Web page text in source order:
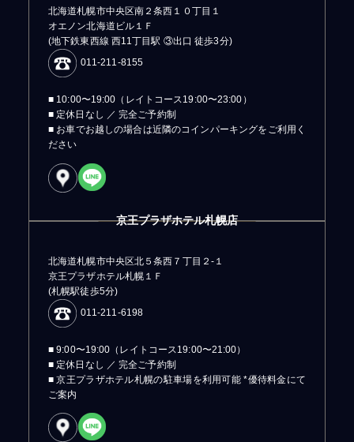
北海道札幌市中央区南２条西１０丁目１
オエノン北海道ビル１Ｆ
(地下鉄東西線 西11丁目駅 ③出口 徒歩3分)
011-211-8155
■ 10:00〜19:00（レイトコース19:00〜23:00）
■ 定休日なし ／ 完全ご予約制
■ お車でお越しの場合は近隣のコインパーキングをご利用く
ださい
京王プラザホテル札幌店
北海道札幌市中央区北５条西７丁目２-１
京王プラザホテル札幌１Ｆ
(札幌駅徒歩5分)
011-211-6198
■ 9:00〜19:00（レイトコース19:00〜21:00）
■ 定休日なし ／ 完全ご予約制
■ 京王プラザホテル札幌の駐車場を利用可能 *優待料金にて
ご案内